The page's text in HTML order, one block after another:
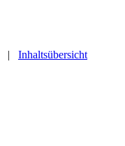
| Inhaltsübersicht